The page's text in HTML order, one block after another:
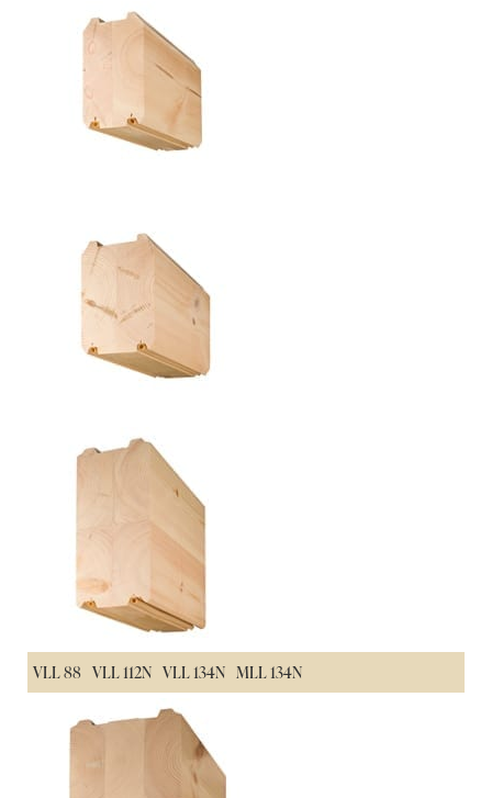
VLL 88 VLL 112N VLL 134N MLL 134N